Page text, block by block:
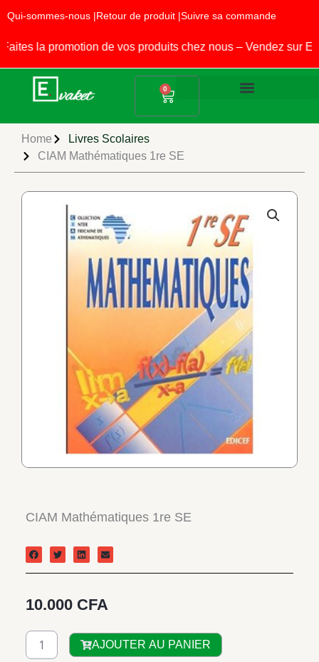
au
contenu
Qui-sommes-nous |Retour de produit |Suivre sa commande
la promotion de vos produits chez nous – Vendez sur
0
Panier
Home
Livres Scolaires
CIAM Mathématiques 1re SE
CIAM Mathématiques 1re SE
10.000 CFA
quantité
de
AJOUTER AU PANIER